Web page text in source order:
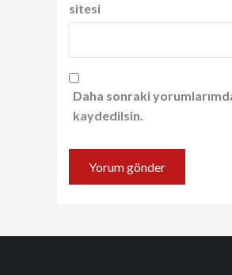
sitesi
Daha sonraki
kaydedilsin.